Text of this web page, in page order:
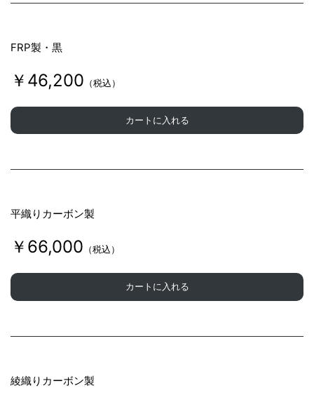
FRP製・黒
￥46,200 （税込）
カートに入れる
平織りカーボン製
￥66,000 （税込）
カートに入れる
綾織りカーボン製